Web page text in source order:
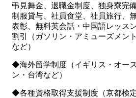
弔見舞金、退職金制度、独身寮完
制服貸与、社員食堂、社員旅行、
表彰、無料英会話・中国語レッス
割引（ガソリン・アミューズメン
など）
◆海外留学制度（イギリス・オー
ン・台湾など）
◆各種資格取得支援制度（京都検